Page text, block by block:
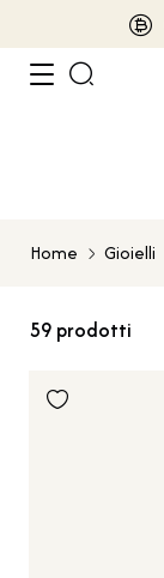
Home Gioielli
59 prodotti